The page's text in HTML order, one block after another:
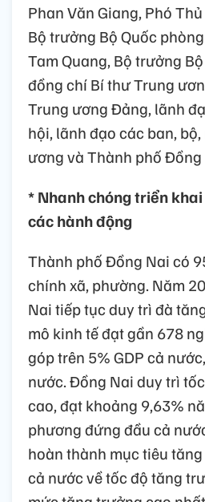
Phan Văn Giang, Phó
Bộ trưởng Bộ Quốc
Tam Quang, Bộ trưởng
đồng chí Bí thư Trung
Trung ương Đảng, lãnh
hội, lãnh đạo các ban,
ương và Thành phố Đồng
* Nhanh chóng triển
các hành động
Thành phố Đồng Nai có
chính xã, phường. Năm
Nai tiếp tục duy trì đà
mô kinh tế đạt gần 678
góp trên 5% GDP cả
nước. Đồng Nai duy trì
cao, đạt khoảng 9,63%
phương đứng đầu cả
hoàn thành mục tiêu
cả nước về tốc độ tăng